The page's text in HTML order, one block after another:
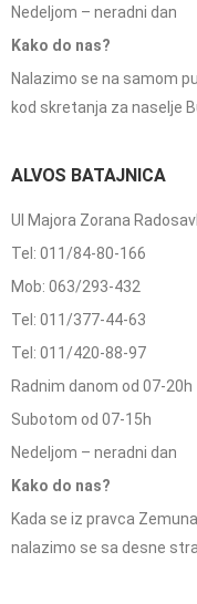
Nedeljom – neradni dan
Kako do nas?
Nalazimo se na samom
kod skretanja za naselje
ALVOS BATAJNICA
Ul Majora Zorana
Tel: 011/84-80-166
Mob: 063/293-432
Tel: 011/377-44-63
Tel: 011/420-88-97
Radnim danom od 07-20h
Subotom od 07-15h
Nedeljom – neradni dan
Kako do nas?
Kada se iz pravca
nalazimo se sa desne